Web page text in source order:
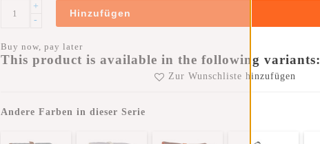
+
-
Hinzufügen
Buy now, pay later
This product is available in the following variants:
Zur Wunschliste hinzufügen
Andere Farben in dieser Serie